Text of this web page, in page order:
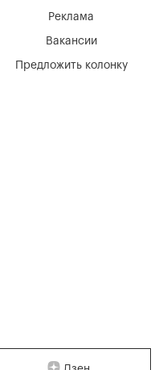
Вакансии
Реклама
Предложить колонку